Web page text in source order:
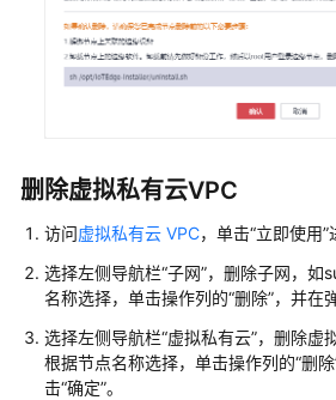
验
简
介
件
作
步
骤
删除虚拟私有云VPC
访问虚拟私有云 VPC，单击“立即使用”
选择左侧导航栏“子网”，删除子网，
名称选择，单击操作列的“删除”，并在
选择左侧导航栏“虚拟私有云”，删除
根据节点名称选择，单击操作列的“删
击“确定”。